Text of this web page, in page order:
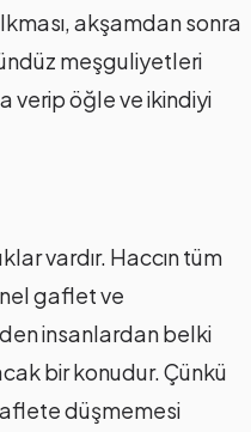
akşamdan sonra
meşguliyetleri
verip öğle ve ikindiyi
vardır. Haccın tüm
gaflet ve
insanlardan belki
bir konudur. Çünkü
düşmemesi